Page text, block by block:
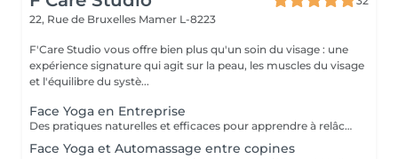
22, Rue de Bruxelles Mamer L-8223
F'Care Studio vous offre bien plus qu'un soin du visage : une
expérience signature qui agit sur la peau, les muscles du visage
et l'équilibre du systè...
Face Yoga en Entreprise
Des pratiques naturelles et efficaces pour apprendre à relâcher les tensions musculaires accumulées au cours de la journée, corriger la posture et défatiguer le regard. En associant la respiration aux exercices, le yoga du visage favorise la relaxation et la concentration mentale. Le Yoga du visage apporte une prise de conscience. C'est une boîte à outils dans laquelle chacun peut piocher l'outil qui répondra à son besoin au moment précis que ce soit un exercice, un automassage, un point d'acupression, le taping. C'est un véritable allié dans la prise en charge du bien-être de vos employés au quotidien ! Ce cours est pratiqué sur place, pour des groupes de 15 personnes maximum et ne nécessite aucun changement de tenue.
Face Yoga et Automassage entre copines